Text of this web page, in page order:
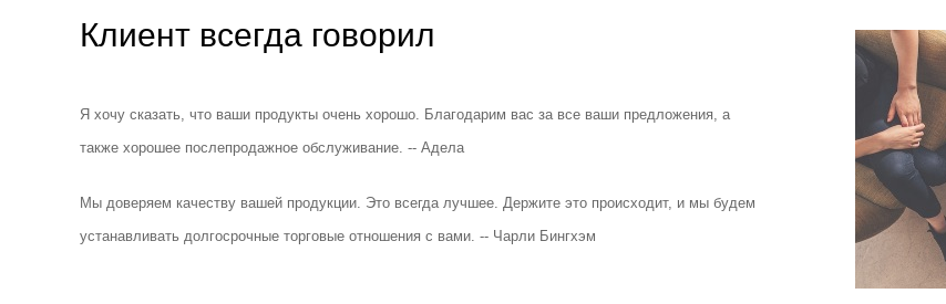
Клиент всегда говорил
Я хочу сказать, что ваши продукты очень хорошо. Благодарим вас за все ваши предложения, а
также хорошее послепродажное обслуживание. -- Адела
Мы доверяем качеству вашей продукции. Это всегда лучшее. Держите это происходит, и мы будем
устанавливать долгосрочные торговые отношения с вами. -- Чарли Бингхэм